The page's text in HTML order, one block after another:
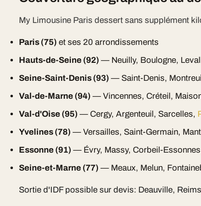
My Limousine Paris dessert sans supplément
Paris (75) et ses 20 arrondissements
Hauts-de-Seine (92) — Neuilly, Boulogne,
Seine-Saint-Denis (93) — Saint-Denis,
Val-de-Marne (94) — Vincennes, Créteil,
Val-d'Oise (95) — Cergy, Argenteuil, Sarcelles,
Yvelines (78) — Versailles, Saint-Germain,
Essonne (91) — Évry, Massy, Corbeil-
Seine-et-Marne (77) — Meaux, Melun,
Sortie d'IDF possible sur devis: Deauville,